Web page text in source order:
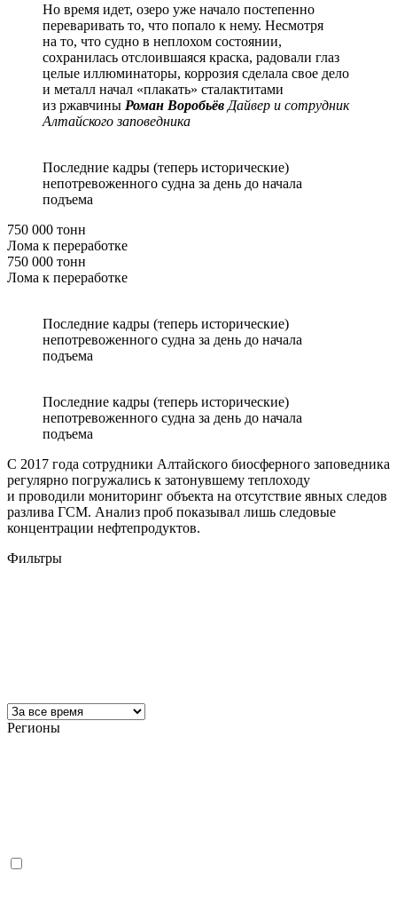
Но время идет, озеро уже начало постепенно
переваривать то, что попало к нему. Несмотря
на то, что судно в неплохом состоянии,
сохранилась отслоившаяся краска, радовали глаз
целые иллюминаторы, коррозия сделала свое дело
и металл начал «плакать» сталактитами
из ржавчины Роман Воробьёв Дайвер и сотрудник
Алтайского заповедника
Последние кадры (теперь исторические)
непотревоженного судна за день до начала
подъема
750 000 тонн
Лома к переработке
750 000 тонн
Лома к переработке
Последние кадры (теперь исторические)
непотревоженного судна за день до начала
подъема
Последние кадры (теперь исторические)
непотревоженного судна за день до начала
подъема
С 2017 года сотрудники Алтайского биосферного заповедника
регулярно погружались к затонувшему теплоходу
и проводили мониторинг объекта на отсутствие явных следов
разлива ГСМ. Анализ проб показывал лишь следовые
концентрации нефтепродуктов.
Фильтры
Регионы